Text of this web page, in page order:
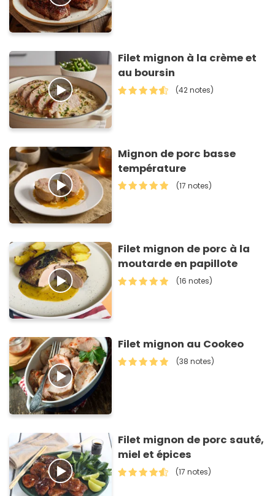
Filet mignon à la crème et
au boursin
(42 notes)
Mignon de porc basse
température
(17 notes)
Filet mignon de porc à la
moutarde en papillote
(16 notes)
Filet mignon au Cookeo
(38 notes)
Filet mignon de porc sauté,
miel et épices
(17 notes)